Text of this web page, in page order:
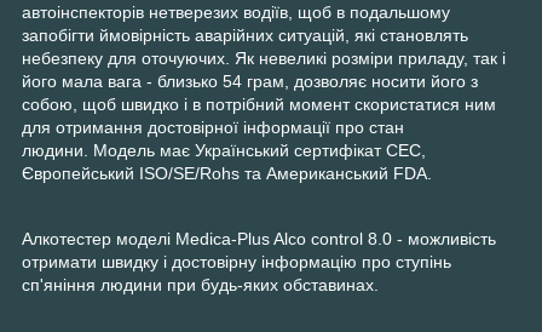
автоінспекторів нетверезих водіїв, щоб в подальшому
запобігти ймовірність аварійних ситуацій, які становлять
небезпеку для оточуючих. Як невеликі розміри приладу, так і
його мала вага - близько 54 грам, дозволяє носити його з
собою, щоб швидко і в потрібний момент скористатися ним
для отримання достовірної інформації про стан
людини. Модель має Український сертифікат СЕС,
Європейський ISO/SE/Rohs та Американський FDA.
Алкотестер моделі Medica-Plus Alco control 8.0 - можливість
отримати швидку і достовірну інформацію про ступінь
сп'яніння людини при будь-яких обставинах.